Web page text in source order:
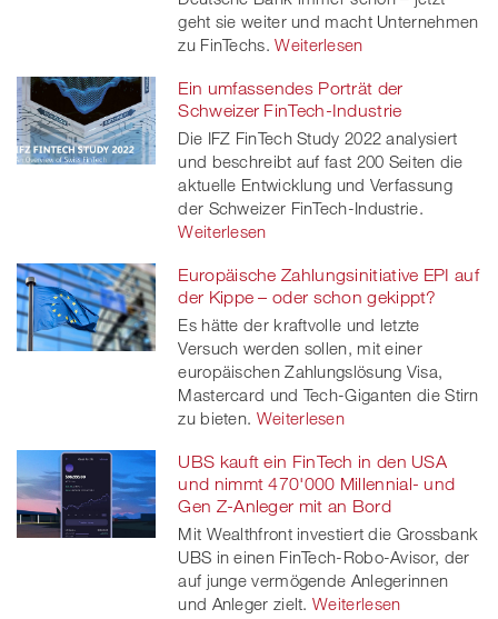
geht sie weiter und macht Unternehmen
zu FinTechs. Weiterlesen
Ein umfassendes Porträt der
Schweizer FinTech-Industrie
Die IFZ FinTech Study 2022 analysiert
und beschreibt auf fast 200 Seiten die
aktuelle Entwicklung und Verfassung
der Schweizer FinTech-Industrie.
Weiterlesen
Europäische Zahlungsinitiative EPI auf
der Kippe – oder schon gekippt?
Es hätte der kraftvolle und letzte
Versuch werden sollen, mit einer
europäischen Zahlungslösung Visa,
Mastercard und Tech-Giganten die Stirn
zu bieten. Weiterlesen
UBS kauft ein FinTech in den USA
und nimmt 470'000 Millennial- und
Gen Z-Anleger mit an Bord
Mit Wealthfront investiert die Grossbank
UBS in einen FinTech-Robo-Avisor, der
auf junge vermögende Anlegerinnen
und Anleger zielt. Weiterlesen